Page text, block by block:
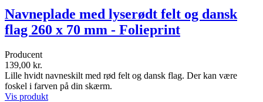
Navneplade med lyserødt felt og dansk
flag 260 x 70 mm - Folieprint
Producent
139,00 kr.
Lille hvidt navneskilt med rød felt og dansk flag. Der kan være
foskel i farven på din skærm.
Vis produkt